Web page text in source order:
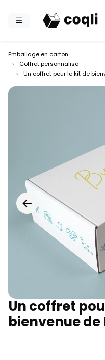
Emballage en carton
›
Coffret personnalisé
›
Un coffret pour le kit de
←
Un coffret
bienvenue de